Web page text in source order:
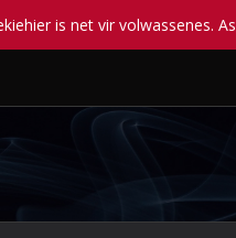
is net vir volwassenes.